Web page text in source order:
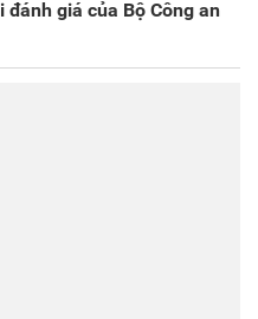
giá của Bộ Công an